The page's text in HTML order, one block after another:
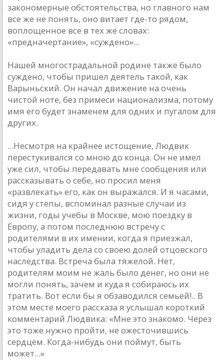
закономерные обстоятельства, но главного нам
все же не понять, оно витает где-то рядом,
воплощенное все в тех же словах:
«предначертание», «суждено»...
Нашей многострадальной родине также было
суждено, чтобы пришел деятель такой, как
Варыньский. Он начал движение на очень
чистой ноте, без примеси национализма, потому
имя его будет знаменем для одних и пугалом для
других.
...Несмотря на крайнее истощение, Людвик
перестукивался со мною до конца. Он не имел
уже сил, чтобы передавать мне сообщения или
рассказывать о себе, но просил меня
«развлекать» его, как он выражался. И я часами,
сидя у степы, вспоминал разные случаи из
жизни, годы учебы в Москве, мою поездку в
Европу, а потом последнюю встречу с
родителями в их имении, когда я приезжал,
чтобы уладить дела со своею долей отцовского
наследства. Встреча была тяжелой. Нет,
родителям моим не жаль было денег, но они не
могли понять, зачем и куда я собираюсь их
тратить. Вот если бы я обзаводился семьей!.. В
этом месте моего рассказа я услышал короткий
комментарий Людвика: «Мне это знакомо. Через
это тоже нужно пройти, не ожесточившись
сердцем. Когда-нибудь они поймут, быть
может...»